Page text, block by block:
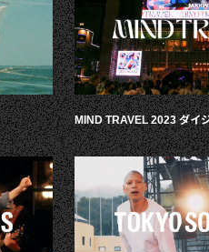
MIND TRAVEL 2023 ダイ